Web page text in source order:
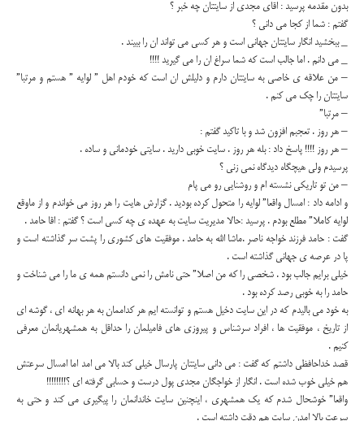
بدون مقدمه پرسید : اقای مجدی از سایتتان چه خبر ؟
گفتم : شما از کجا می دانی ؟
_ ببخشید انگار سایتتان جهانی است و هر کسی می تواند ان را ببیند .
_ می دانم . اما جالب است که شما سراغ ان را می گیرید !!!!
– من علاقه ی خاصی به سایتتان دارم و دلیلش ان است که خودم اهل ” لوایه ” هستم و مرتبا”
سایتتان را چک می کنم .
– مرتبا”
– هر روز . تعجبم افزون شد و با تاکید گفتم :
– هر روز !!!! پاسخ داد : بله هر روز . سایت خوبی دارید . سایتی خودمانی و ساده .
پرسیدم ولی هیچگاه دیدگاه نمی زنی ؟
– من تو تاریکی نشسته ام و روشنایی رو می پام
و ادامه داد : امسال واقعا” لوایه را متحول کرده بودید . گزارش هایت را هر روز می خواندم و از ماوقع
لوایه کاملا” مطلع بودم . پرسید :حالا مدیریت سایت به عهده ی چه کسی است ؟ گفتم : اقا حامد .
گفت : حامد فرزند خواجه ناصر .ماشا الله به حامد . موفقیت های کشوری را پشت سر گذاشته است و
پا در عرصه ی جهانی گذاشته است .
خیلی برایم جالب بود . شخصی را که من اصلا” حتی نامش را نمی دانستم همه ی ما را می شناخت و
حامد را به خوبی رصد کرده بود .
به خود می بالیدم که در این سایت دخیل هستم و توانسته ایم هر کداممان به هر بهانه ای ، گوشه ای
از تاریخ ، موفقیت ها ، افراد سرشناس و پیروزی های فامیلمان را حداقل به همشهریانمان معرفی
کنیم .
قصد خداحافظی داشتم که گفت : می دانی سایتتان پارسال خیلی کند بالا می امد اما امسال سرعتش
هم خیلی خوب شده است . انگار از خواجگان مجدی پول درست و حسابی گرفته ای ؟!!!!!!!!
واقعا” خوشحال شدم که یک همشهری ، اینچنین سایت خاندانمان را پیگیری می کند و حتی به
سرعت بالا امدن سایت هم دقت داشته است .